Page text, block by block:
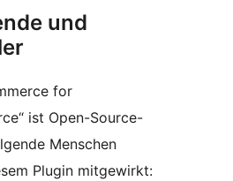
und
for
ist Open-Source-
Menschen
Plugin mitgewirkt: